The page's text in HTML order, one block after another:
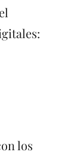
los